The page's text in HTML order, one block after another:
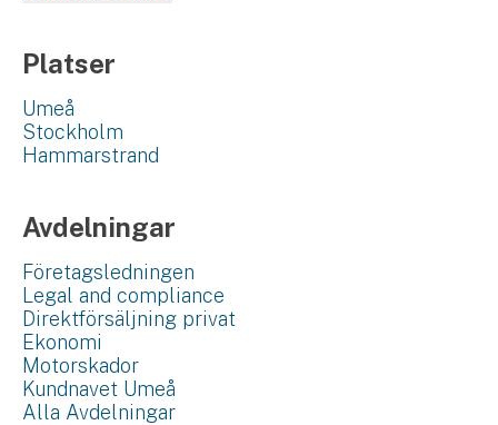
Platser
Umeå
Stockholm
Hammarstrand
Avdelningar
Företagsledningen
Legal and compliance
Direktförsäljning privat
Ekonomi
Motorskador
Kundnavet Umeå
Alla Avdelningar